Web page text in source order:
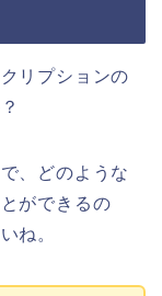
リプションの
、どのような
ができるの
ね。